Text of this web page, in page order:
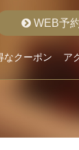
WEB予
なクーポン ア